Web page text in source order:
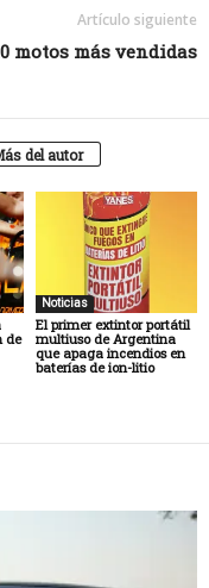
Artículo siguiente
motos más vendidas
del autor
de
Noticias
El primer extintor portátil
multiuso de Argentina
que apaga incendios en
baterías de ion-litio